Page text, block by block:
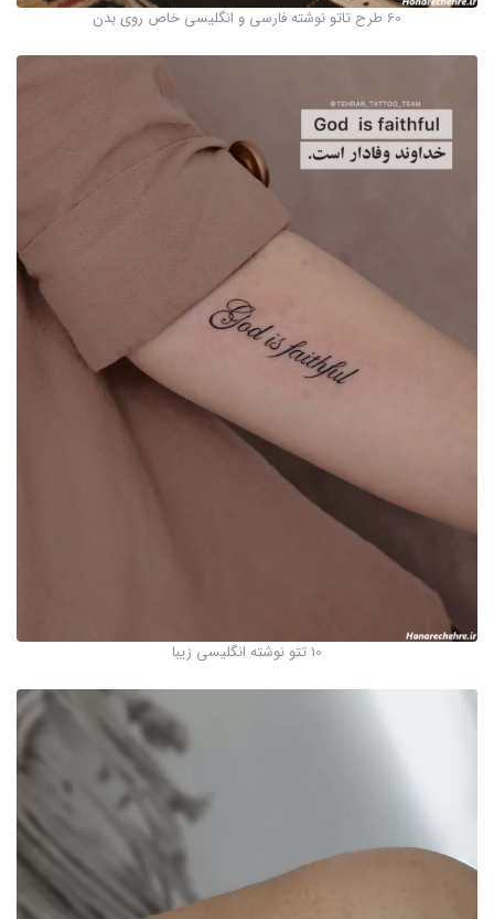
60 طرح تاتو نوشته فارسی و انگلیسی خاص روی بدن
10 تتو نوشته انگلیسی زیبا